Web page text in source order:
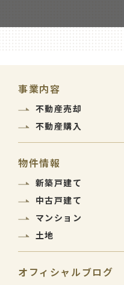
事業内容
不動産売却
不動産購入
物件情報
新築戸建て
中古戸建て
マンション
土地
オフィシャルブログ